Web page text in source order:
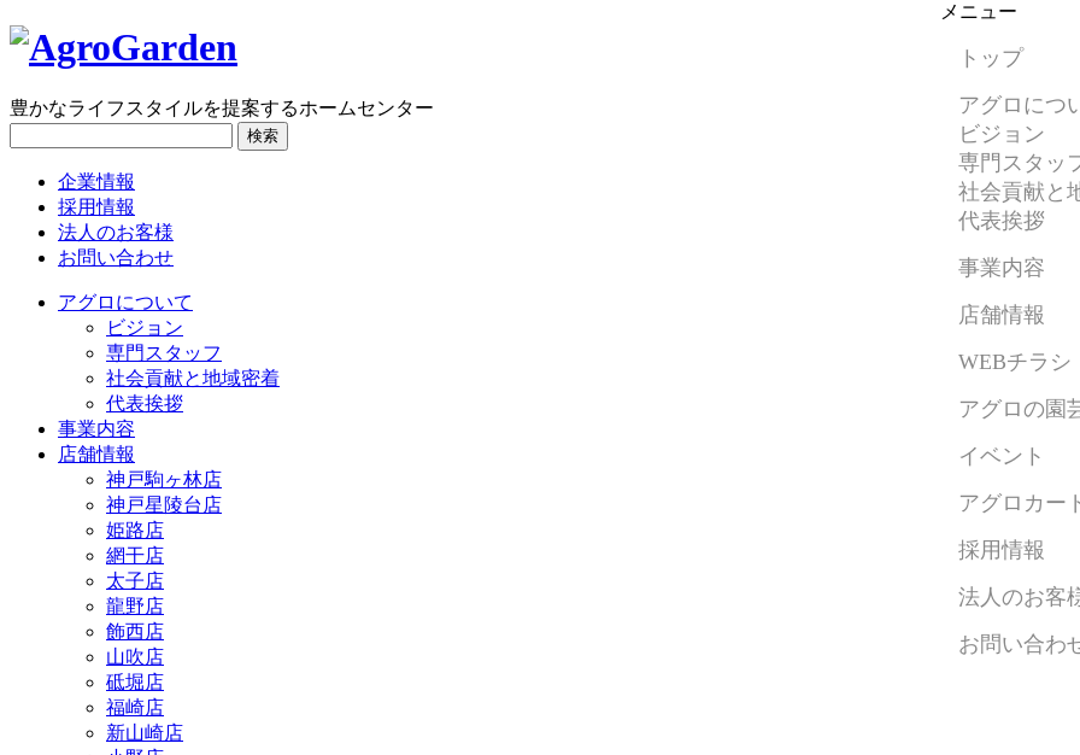
豊かなライフスタイルを提案するホームセンター
検索
企業情報
採用情報
法人のお客様
お問い合わせ
アグロについて
ビジョン
専門スタッフ
社会貢献と地域密着
代表挨拶
事業内容
店舗情報
神戸駒ヶ林店
神戸星陵台店
姫路店
網干店
太子店
龍野店
飾西店
山吹店
砥堀店
福崎店
新山崎店
メニュー
トップ
アグロにつ
ビジョン
専門スタッ
社会貢献と
代表挨拶
事業内容
店舗情報
WEBチラシ
アグロの園
イベント
アグロカー
採用情報
法人のお客
お問い合わ